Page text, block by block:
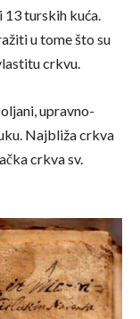
turskih kuća.
u tome što su
crkvu.
upravno-
Najbliža crkva
crkva sv.